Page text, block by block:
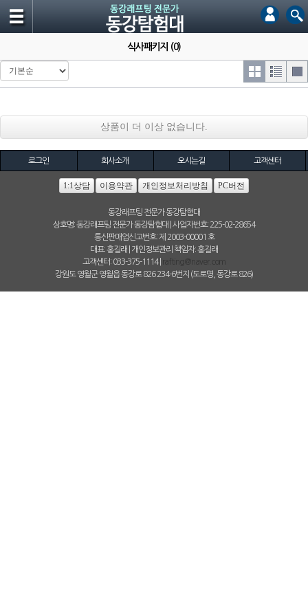
식사패키지 (0)
상품이 더 이상 없습니다.
로그인 회사소개 오시는길 고객센터
1:1상담 이용약관 개인정보처리방침 PC버전
동강래프팅 전문가 동강탐험대
상호명: 동강래프팅 전문가 동강탐험대 | 사업자번호: 225-02-28654
통신판매업신고번호: 제 2003-00001 호
대표: 홍길래 | 개인정보관리 책임자: 홍길래
고객센터: 033-375-1114 | rafting@naver.com
강원도 영월군 영월읍 동강로 826 234-6번지 (도로명, 동강로 826)